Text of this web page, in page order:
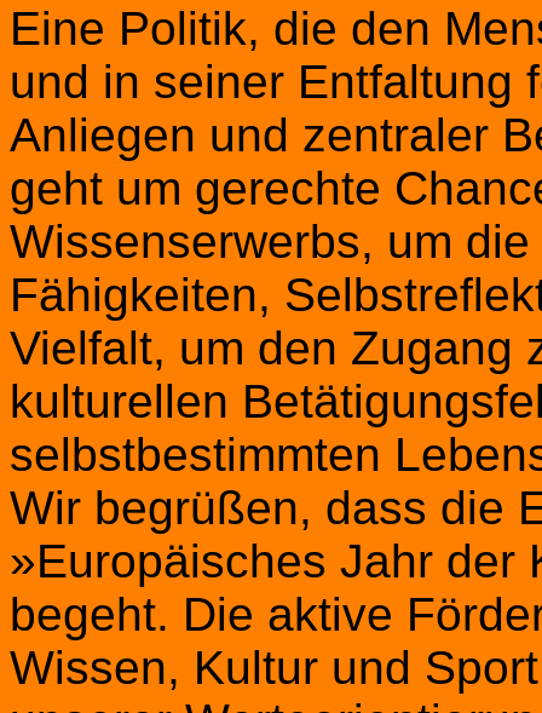
Eine Politik, die den
und in seiner Entfaltung
Anliegen und zentraler
geht um gerechte
Wissenserwerbs, um
Fähigkeiten,
Vielfalt, um den Zugang
kulturellen
selbstbestimmten
Wir begrüßen, dass die
»Europäisches Jahr der
begeht. Die aktive
Wissen, Kultur und